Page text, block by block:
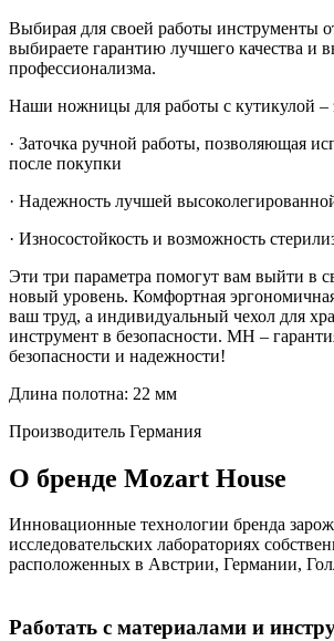
Выбирая для своей работы инструменты
выбираете гарантию лучшего качества и
профессионализма.
Наши ножницы для работы с кутикулой –
· Заточка ручной работы, позволяющая
после покупки
· Надежность лучшей
· Износостойкость и возможность
Эти три параметра помогут вам выйти в
новый уровень. Комфортная
ваш труд, а индивидуальный чехол для
инструмент в безопасности. MH –
безопасности и надежности!
Длина полотна: 22 мм
Производитель Германия
О бренде Mozart House
Инновационные технологии бренда
исследовательских лабораториях
расположенных в Австрии, Германии,
Работать с материалами и